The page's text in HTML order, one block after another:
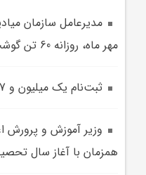
مديرعامل سازمان
مهر ماه، روزانه 60 تن گوشت گرم کنيايي توزيع مي‌شود
ثبت‌نام يک ميليون و 257 هزار دانش‌آموز کلاس اولي
همزمان با آغاز سال